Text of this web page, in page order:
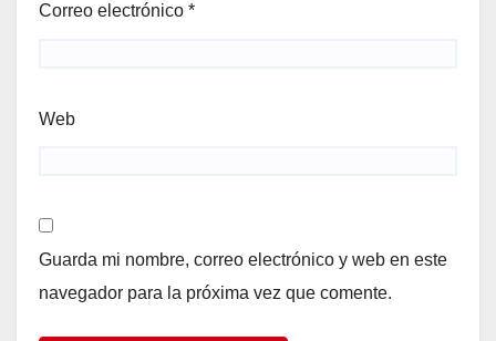
Correo electrónico *
Web
Guarda mi nombre, correo electrónico y web en este
navegador para la próxima vez que comente.